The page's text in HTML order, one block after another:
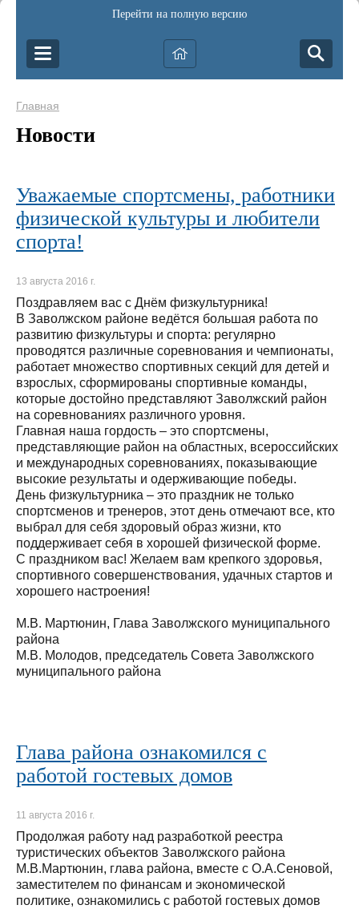
Перейти на полную версию
Главная
Новости
Уважаемые спортсмены, работники
физической культуры и любители
спорта!
13 августа 2016 г.
Поздравляем вас с Днём физкультурника!
В Заволжском районе ведётся большая работа по
развитию физкультуры и спорта: регулярно
проводятся различные соревнования и чемпионаты,
работает множество спортивных секций для детей и
взрослых, сформированы спортивные команды,
которые достойно представляют Заволжский район
на соревнованиях различного уровня.
Главная наша гордость – это спортсмены,
представляющие район на областных, всероссийских
и международных соревнованиях, показывающие
высокие результаты и одерживающие победы.
День физкультурника – это праздник не только
спортсменов и тренеров, этот день отмечают все, кто
выбрал для себя здоровый образ жизни, кто
поддерживает себя в хорошей физической форме.
С праздником вас! Желаем вам крепкого здоровья,
спортивного совершенствования, удачных стартов и
хорошего настроения!
М.В. Мартюнин, Глава Заволжского муниципального
района
М.В. Молодов, председатель Совета Заволжского
муниципального района
Глава района ознакомился с
работой гостевых домов
11 августа 2016 г.
Продолжая работу над разработкой реестра
туристических объектов Заволжского района
М.В.Мартюнин, глава района, вместе с О.А.Сеновой,
заместителем по финансам и экономической
политике, ознакомились с работой гостевых домов